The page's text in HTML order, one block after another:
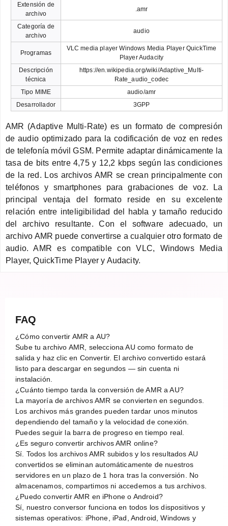
Extensión de
archivo
.amr
Categoría de
archivo
audio
Programas
VLC media player Windows Media Player QuickTime
Player Audacity
Descripción
técnica
https://en.wikipedia.org/wiki/Adaptive_Multi-
Rate_audio_codec
Tipo MIME
audio/amr
Desarrollador
3GPP
AMR (Adaptive Multi-Rate) es un formato de compresión
de audio optimizado para la codificación de voz en redes
de telefonía móvil GSM. Permite adaptar dinámicamente la
tasa de bits entre 4,75 y 12,2 kbps según las condiciones
de la red. Los archivos AMR se crean principalmente con
teléfonos y smartphones para grabaciones de voz. La
principal ventaja del formato reside en su excelente
relación entre inteligibilidad del habla y tamaño reducido
del archivo resultante. Con el software adecuado, un
archivo AMR puede convertirse a cualquier otro formato de
audio. AMR es compatible con VLC, Windows Media
Player, QuickTime Player y Audacity.
FAQ
¿Cómo convertir AMR a AU?
Sube tu archivo AMR, selecciona AU como formato de
salida y haz clic en Convertir. El archivo convertido estará
listo para descargar en segundos — sin cuenta ni
instalación.
¿Cuánto tiempo tarda la conversión de AMR a AU?
La mayoría de archivos AMR se convierten en segundos.
Los archivos más grandes pueden tardar unos minutos
dependiendo del tamaño y la velocidad de conexión.
Puedes seguir la barra de progreso en tiempo real.
¿Es seguro convertir archivos AMR online?
Sí. Todos los archivos AMR subidos y los resultados AU
convertidos se eliminan automáticamente de nuestros
servidores en un plazo de 1 hora tras la conversión. No
almacenamos, compartimos ni accedemos a tus archivos.
¿Puedo convertir AMR en iPhone o Android?
Sí, nuestro conversor funciona en todos los dispositivos y
sistemas operativos: iPhone, iPad, Android, Windows y